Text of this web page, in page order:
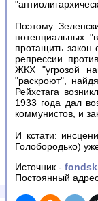
Поэтому
потенциальных
протащить закон
репрессии
ЖКХ "угрозой
"раскроют",
Рейхстага
1933 года дал
коммунистов, и
И кстати:
Голобородько)
Источник -
Постоянный